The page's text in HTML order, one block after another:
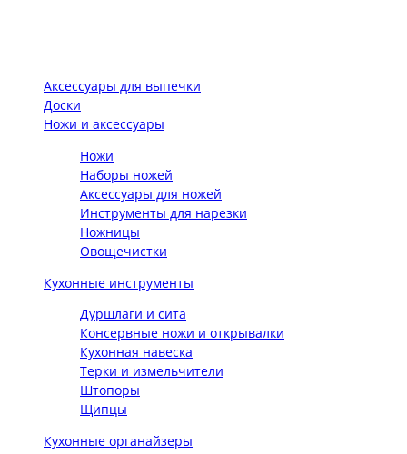
Аксессуары для выпечки
Доски
Ножи и аксессуары
Ножи
Наборы ножей
Аксессуары для ножей
Инструменты для нарезки
Ножницы
Овощечистки
Кухонные инструменты
Дуршлаги и сита
Консервные ножи и открывалки
Кухонная навеска
Терки и измельчители
Штопоры
Щипцы
Кухонные органайзеры